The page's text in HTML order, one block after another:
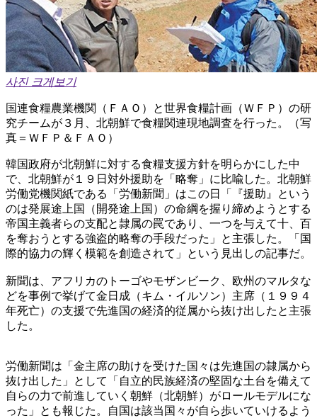
사진 크게보기
国連食糧農業機関（ＦＡＯ）と世界食糧計画（ＷＦＰ）の研
究チームが３月、北朝鮮で食糧関連現地調査を行った。（写
真＝ＷＦＰ＆ＦＡＯ）
韓国政府が北朝鮮に対する食糧支援方針を明らかにした中
で、北朝鮮が１９日対外援助を「略奪」に比喩した。北朝鮮
労働党機関紙である「労働新聞」はこの日「『援助』という
のは発展途上国（開発途上国）の命綱を握り締めようとする
帝国主義者らの支配と隷属の罠であり、一つを与えて十、百
を奪おうとする強盗的略奪の手段だった」と主張した。「国
際的協力の輝く模範を創造されて」という見出しの記事だ。
新聞は、アフリカのトーゴやモザンビーク、欧州のマルタな
どを事例で挙げて金日成（キム・イルソン）主席（１９９４
年死亡）の支援で先進国の経済的従属から抜け出したと主張
した。
労働新聞は「金主席の助けを受けた国々は先進国の隷属から
抜け出した」として「自立的民族経済の堅固な土台を備えて
自らの力で前進していく朝鮮（北朝鮮）がロールモデルにな
った」とも報じた。自国は該当国々が自ら歩いていけるよう